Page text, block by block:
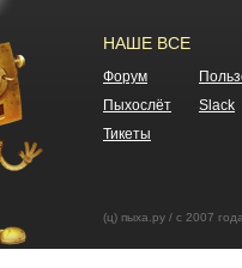
НАШЕ ВСЕ
Форум
Пыхослёт
Slack
Тикеты
(ц) пыха.ру / с 2007